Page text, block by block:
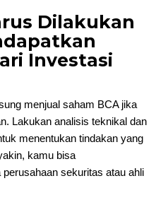
Dilakukan
Investasi
menjual saham BCA jika
Lakukan analisis teknikal dan
menentukan tindakan yang
kamu bisa
sekuritas atau ahli